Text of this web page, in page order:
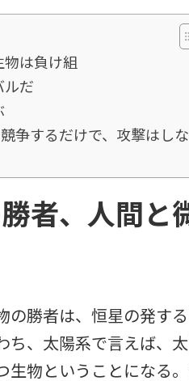
は負け組
ルだ
争するだけで、攻撃はし
者、人間と
勝者は、恒星の発す
ち、太陽系で言えば、
生物ということになる